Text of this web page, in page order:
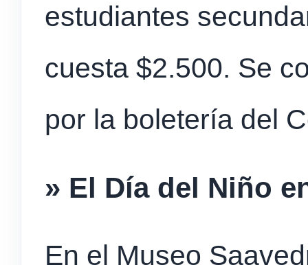
estudiantes
cuesta $2.500. Se
por la boletería del
» El Día del Niño
En el Museo